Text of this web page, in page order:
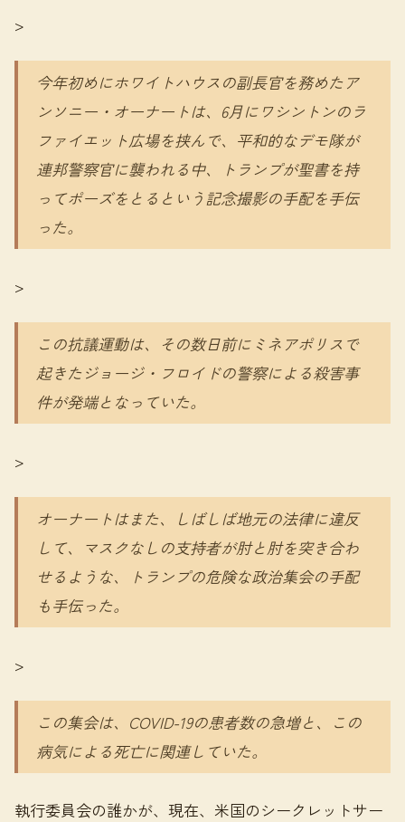
>
今年初めにホワイトハウスの副長官を務めたア
ンソニー・オーナートは、6月にワシントンのラ
ファイエット広場を挟んで、平和的なデモ隊が
連邦警察官に襲われる中、トランプが聖書を持
ってポーズをとるという記念撮影の手配を手伝
った。
>
この抗議運動は、その数日前にミネアポリスで
起きたジョージ・フロイドの警察による殺害事
件が発端となっていた。
>
オーナートはまた、しばしば地元の法律に違反
して、マスクなしの支持者が肘と肘を突き合わ
せるような、トランプの危険な政治集会の手配
も手伝った。
>
この集会は、COVID-19の患者数の急増と、この
病気による死亡に関連していた。
執行委員会の誰かが、現在、米国のシークレットサー